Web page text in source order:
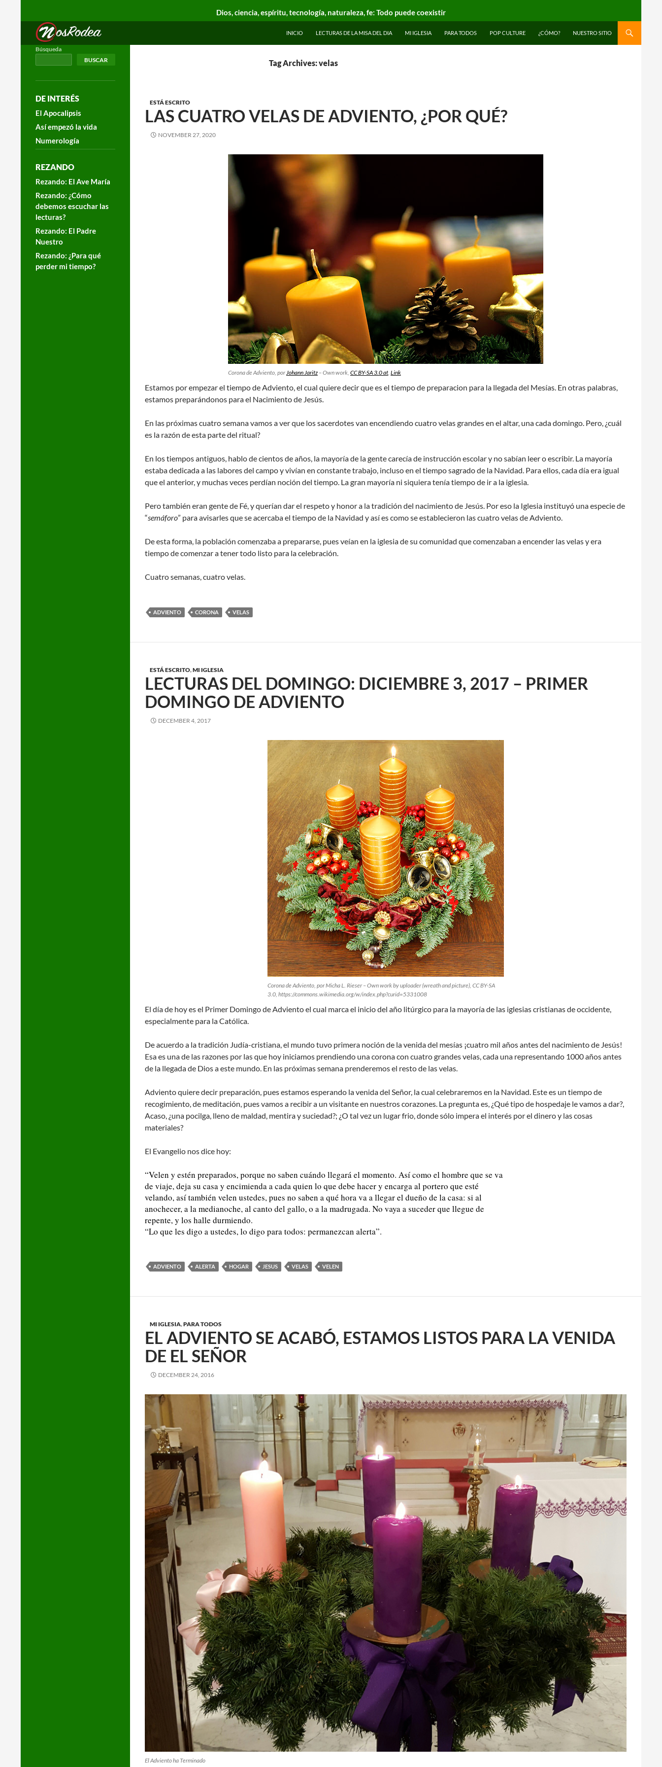
Dios, ciencia, espíritu, tecnología, naturaleza, fe: Todo puede coexistir
Nos Rodea
Search
INICIO LECTURAS DE LA MISA DEL DIA MI IGLESIA PARA TODOS POP CULTURE ¿CÓMO? NUESTRO SITIO
Tag Archives: velas
ESTÁ ESCRITO
LAS CUATRO VELAS DE ADVIENTO, ¿POR QUÉ?
NOVEMBER 27, 2020
Corona de Adviento, porJohann Jaritz –Own work, CC BY-SA 3.0 at, Link
Estamos por empezar el tiempo de Adviento, el cual quiere decir que es el tiempo de preparacion para la llegada del Mesías. En otras palabras,
estamos preparándonos para el Nacimiento de Jesús.
En las próximas cuatro semana vamos a ver que los sacerdotes van encendiendo cuatro velas grandes en el altar, una cada domingo. Pero, ¿cuál
es la razón de esta parte del ritual?
En los tiempos antiguos, hablo de cientos de años, la mayoría de la gente carecía de instrucción escolar y no sabían leer o escribir. La mayoría
estaba dedicada a las labores del campo y vivían en constante trabajo, incluso en el tiempo sagrado de la Navidad. Para ellos, cada día era igual
que el anterior, y muchas veces perdían noción del tiempo. La gran mayoría ni siquiera tenía tiempo de ir a la iglesia.
Pero también eran gente de Fé, y querían dar el respeto y honor a la tradición del nacimiento de Jesús. Por eso la Iglesia instituyó una especie de
“semáforo” para avisarles que se acercaba el tiempo de la Navidad y así es como se establecieron las cuatro velas de Adviento.
De esta forma, la población comenzaba a prepararse, pues veían en la iglesia de su comunidad que comenzaban a encender las velas y era
tiempo de comenzar a tener todo listo para la celebración.
Cuatro semanas, cuatro velas.
ADVIENTO CORONA VELAS
ESTÁ ESCRITO,MI IGLESIA
LECTURAS DEL DOMINGO: DICIEMBRE 3, 2017 – PRIMER
DOMINGO DE ADVIENTO
DECEMBER 4, 2017
Corona de Adviento, por Micha L. Rieser – Own work by uploader (wreath and picture), CC BY-SA
3.0, https://commons.wikimedia.org/w/index.php?curid=5331008
El día de hoy es el Primer Domingo de Adviento el cual marca el inicio del año litúrgico para la mayoría de las iglesias cristianas de occidente,
especialmente para la Católica.
De acuerdo a la tradición Judía-cristiana, el mundo tuvo primera noción de la venida del mesías ¡cuatro mil años antes del nacimiento de Jesús!
Esa es una de las razones por las que hoy iniciamos prendiendo una corona con cuatro grandes velas, cada una representando 1000 años antes
de la llegada de Dios a este mundo. En las próximas semana prenderemos el resto de las velas.
Adviento quiere decir preparación, pues estamos esperando la venida del Señor, la cual celebraremos en la Navidad. Este es un tiempo de
recogimiento, de meditación, pues vamos a recibir a un visitante en nuestros corazones. La pregunta es, ¿Qué tipo de hospedaje le vamos a dar?,
Acaso, ¿una pocilga, lleno de maldad, mentira y suciedad?; ¿O tal vez un lugar frio, donde sólo impera el interés por el dinero y las cosas
materiales?
El Evangelio nos dice hoy:
“Velen y estén preparados, porque no saben cuándo llegará el momento. Así como el hombre que se va
de viaje, deja su casa y encimienda a cada quien lo que debe hacer y encarga al portero que esté
velando, así también velen ustedes, pues no saben a qué hora va a llegar el dueño de la casa: si al
anochecer, a la medianoche, al canto del gallo, o a la madrugada. No vaya a suceder que llegue de
repente, y los halle durmiendo.
“Lo que les digo a ustedes, lo digo para todos: permanezcan alerta”.
ADVIENTO ALERTA HOGAR JESUS VELAS VELEN
MI IGLESIA,PARA TODOS
EL ADVIENTO SE ACABÓ, ESTAMOS LISTOS PARA LA VENIDA
DE EL SEÑOR
DECEMBER 24, 2016
El Adviento ha Terminado
Búsqueda
BUSCAR
DE INTERÉS
El Apocalipsis
Así empezó la vida
Numerología
REZANDO
Rezando: El Ave María
Rezando: ¿Cómo
debemos escuchar las
lecturas?
Rezando: El Padre
Nuestro
Rezando: ¿Para qué
perder mi tiempo?